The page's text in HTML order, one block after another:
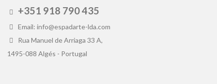
+351 918 790 435
Email: info@espadarte-lda.com
Rua Manuel de Arriaga 33 A,
1495-088 Algés - Portugal